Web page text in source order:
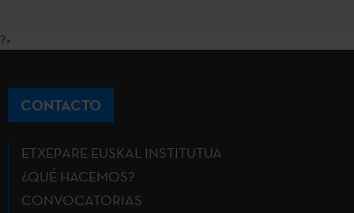
?>
CONTACTO
ETXEPARE EUSKAL INSTITUTUA
¿QUÉ HACEMOS?
CONVOCATORIAS